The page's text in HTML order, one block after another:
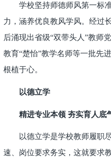
学校坚持师德师风第一标
力，涵养优良教风学风。经过
后涌现出省级“双带头人”教师
教育“楚怡”教学名师等一批先
根植于心。
以德立学
精进专业本领 夯实育人底
以德立学是学校教师履职
速、岗位要求务实，这就要求